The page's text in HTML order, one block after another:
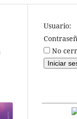
Usuario:
No